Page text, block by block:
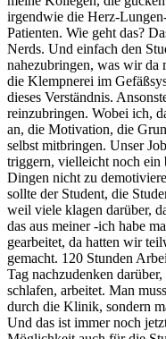
irgendwie die Herz-
Patienten. Wie geht das?
Nerds. Und einfach den
nahezubringen, was wir da
die Klempnerei im
dieses Verständnis.
reinzubringen. Wobei ich,
an, die Motivation, die
selbst mitbringen. Unser
triggern, vielleicht noch ein
Dingen nicht zu
sollte der Student, die
weil viele klagen darüber,
das aus meiner -ich habe
gearbeitet, da hatten wir
gemacht. 120 Stunden
Tag nachzudenken
schlafen, arbeitet. Man
durch die Klinik, sondern
Und das ist immer noch